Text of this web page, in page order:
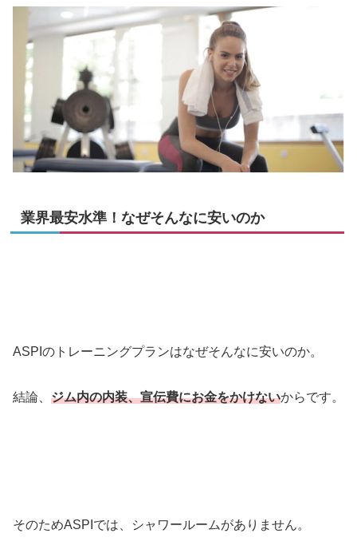
業界最安水準！なぜそんなに安いのか
ASPIのトレーニングプランはなぜそんなに安いのか。
結論、 ジム内の内装、宣伝費にお金をかけないからです。
そのためASPIでは、シャワールームがありません。